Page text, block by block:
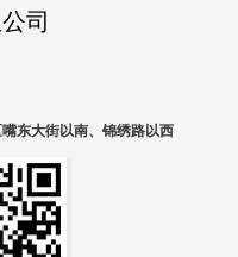
司
东大街以南、锦绣路以西